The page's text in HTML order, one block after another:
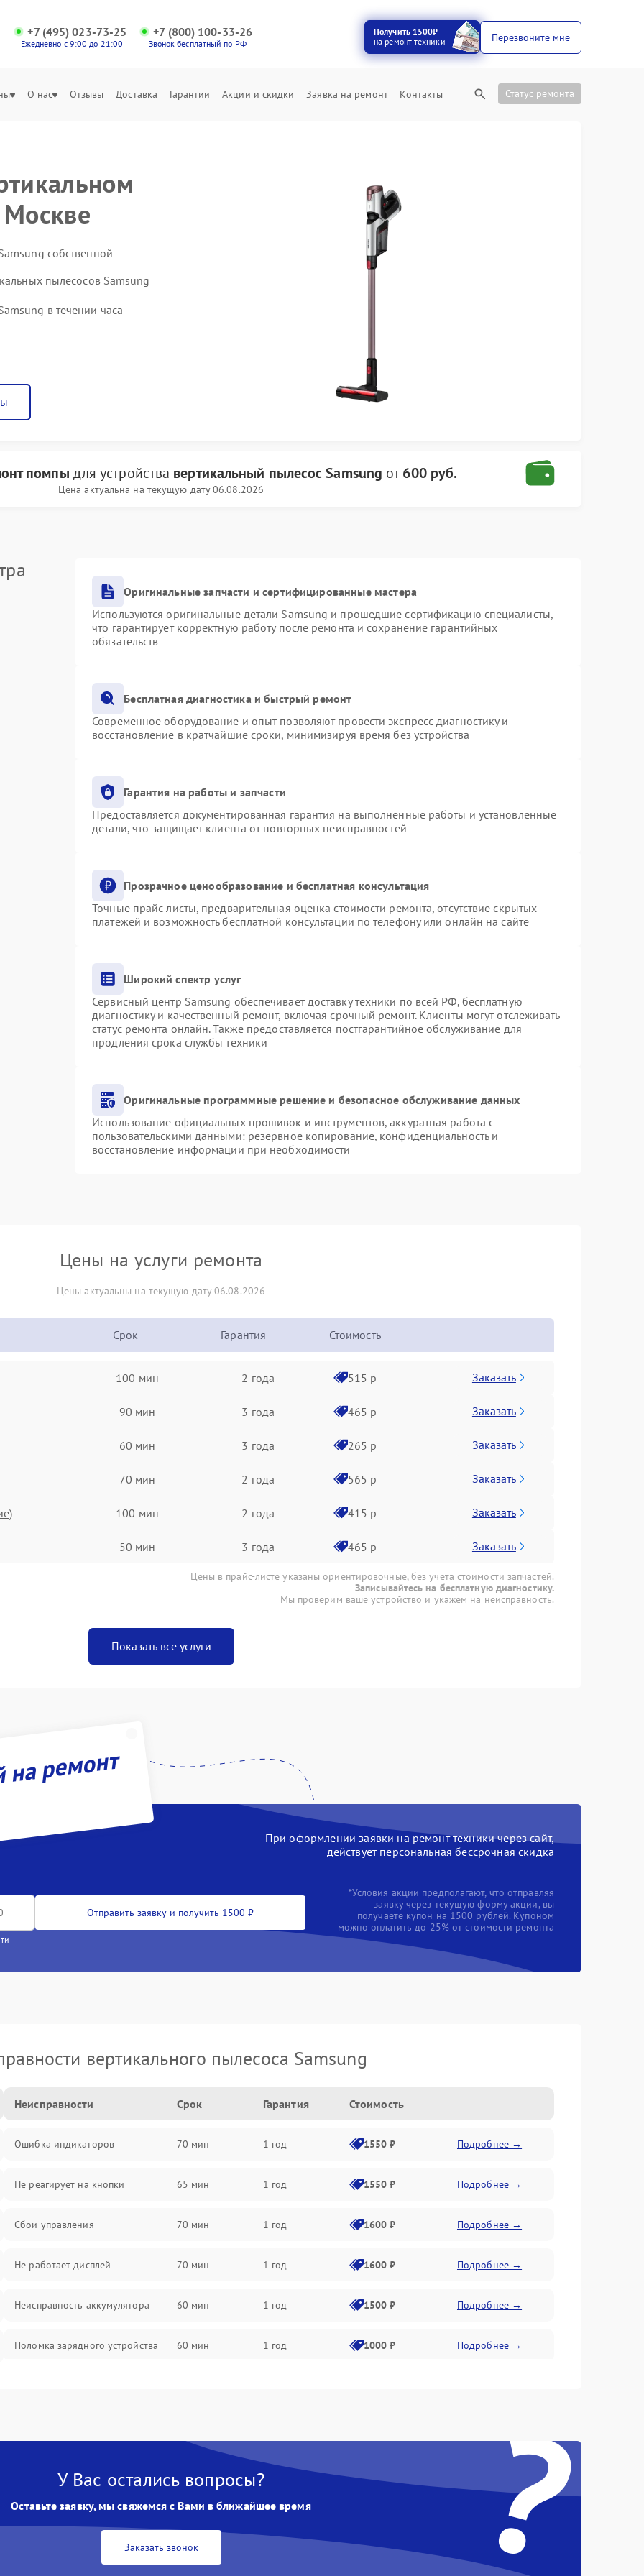
+7 (495) 023-73-25
Ежедневно с 9:00 до 21:00
+7 (800) 100-33-26
Звонок бесплатный по РФ
Получить 1500₽
на ремонт техники
Перезвоните мне
О нас Отзывы Доставка Гарантии Акции и скидки Заявка на ремонт Контакты Статус ремонта
Москве
собственной
пылесосов Samsung
в течении часа
помпы для устройства вертикальный пылесос Samsung от600 руб.
Цена актуальна на текущую дату 06.08.2026
Оригинальные запчасти и сертифицированные мастера
Используются оригинальные детали Samsung и прошедшие сертификацию специалисты,
что гарантирует корректную работу после ремонта и сохранение гарантийных
обязательств
Бесплатная диагностика и быстрый ремонт
Современное оборудование и опыт позволяют провести экспресс-диагностику и
восстановление в кратчайшие сроки, минимизируя время без устройства
Гарантия на работы и запчасти
Предоставляется документированная гарантия на выполненные работы и установленные
детали, что защищает клиента от повторных неисправностей
Прозрачное ценообразование и бесплатная консультация
Точные прайс-листы, предварительная оценка стоимости ремонта, отсутствие скрытых
платежей и возможность бесплатной консультации по телефону или онлайн на сайте
Широкий спектр услуг
Сервисный центр Samsung обеспечивает доставку техники по всей РФ, бесплатную
диагностику и качественный ремонт, включая срочный ремонт. Клиенты могут отслеживать
статус ремонта онлайн. Также предоставляется постгарантийное обслуживание для
продления срока службы техники
Оригинальные программные решение и безопасное обслуживание данных
Использование официальных прошивок и инструментов, аккуратная работа с
пользовательскими данными: резервное копирование, конфиденциальность и
восстановление информации при необходимости
Цены на услуги ремонта
Цены актуальны на текущую дату 06.08.2026
Срок Гарантия Стоимость
100 мин 2 года 515 р Заказать
90 мин 3 года 465 р Заказать
60 мин 3 года 265 р Заказать
70 мин 2 года 565 р Заказать
100 мин 2 года 415 р Заказать
50 мин 3 года 465 р Заказать
Цены в прайс-листе указаны ориентировочные, без учета стоимости запчастей.
Записывайтесь на бесплатную диагностику.
Мы проверим ваше устройство и укажем на неисправность.
Показать все услуги
ремонт
При оформлении заявки на ремонт техники через сайт,
действует персональная бессрочная скидка
Отправить заявку и получить 1500 ₽
*Условия акции предполагают, что отправляя
заявку через текущую форму акции, вы
получаете купон на 1500 рублей. Купоном
можно оплатить до 25% от стоимости ремонта
вертикального пылесоса Samsung
Неисправности Срок Гарантия Стоимость
Ошибка индикаторов 70 мин 1 год 1550 ₽ Подробнее →
Не реагирует на кнопки 65 мин 1 год 1550 ₽ Подробнее →
Сбои управления 70 мин 1 год 1600 ₽ Подробнее →
Не работает дисплей 70 мин 1 год 1600 ₽ Подробнее →
Неисправность аккумулятора 60 мин 1 год 1500 ₽ Подробнее →
Поломка зарядного устройства 60 мин 1 год 1000 ₽ Подробнее →
Неисправность системы
индикации
60 мин 1 год 1000 ₽
Неисправность системы защиты от
1 год Подробнее →
?
У Вас остались вопросы?
Оставьте заявку, мы свяжемся с Вами в ближайшее время
Заказать звонок